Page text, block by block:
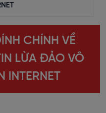
CHÍNH VỀ
LỪA ĐẢO VÔ
INTERNET